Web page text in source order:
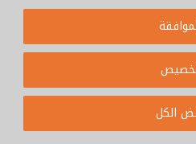
الكل
|
Le61.ma
للإتصال
YouTube